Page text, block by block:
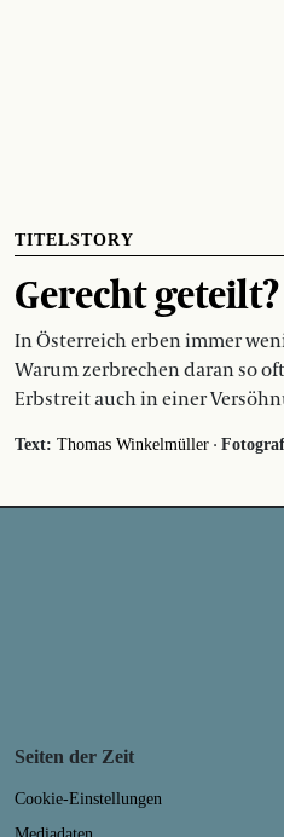
TITELSTORY
Gerecht geteilt?
In Österreich erben immer
Warum zerbrechen daran so
Erbstreit auch in einer
Text: Thomas Winkelmüller ·
Seiten der Zeit
Cookie-Einstellungen